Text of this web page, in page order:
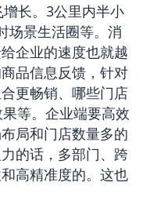
长。3公里内半小
场景生活圈等。消
企业的速度也就越
品信息反馈，针对
更畅销、哪些门店
等。企业端要高效
局和门店数量多的
的话，多部门、跨
高精准度的。这也